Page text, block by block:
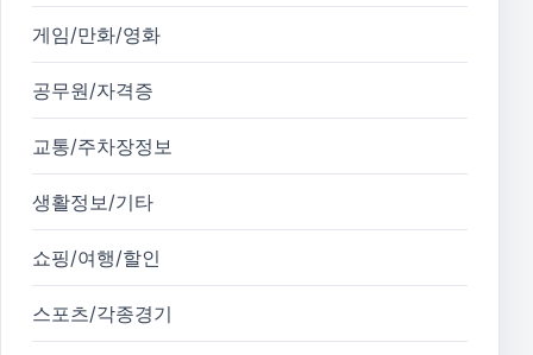
게임/만화/영화
공무원/자격증
교통/주차장정보
생활정보/기타
쇼핑/여행/할인
스포츠/각종경기